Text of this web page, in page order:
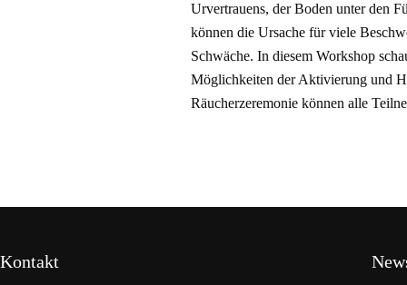
Urvertrauens, der Boden unter den
können die Ursache für viele
Schwäche. In diesem Workshop
Möglichkeiten der Aktivierung und
Räucherzeremonie können alle
Kontakt